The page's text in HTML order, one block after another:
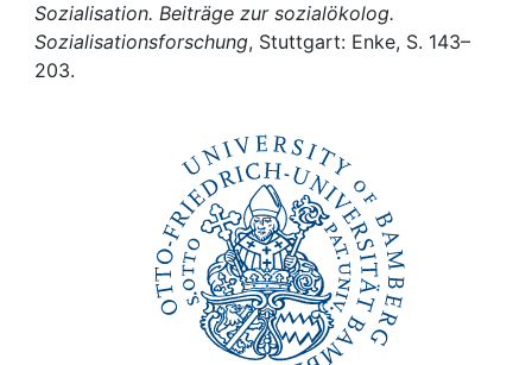
Sozialisation. Beiträge zur sozialökolog.
Sozialisationsforschung, Stuttgart: Enke, S. 143–
203.